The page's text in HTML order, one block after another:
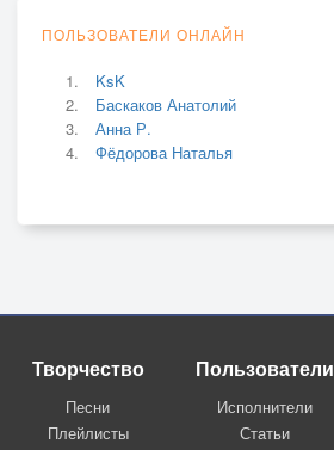
ПОЛЬЗОВАТЕЛИ ОНЛАЙН
KsK
Баскаков Анатолий
Анна Р.
Фёдорова Наталья
Творчество
Песни
Плейлисты
Пользователи
Исполнители
Статьи